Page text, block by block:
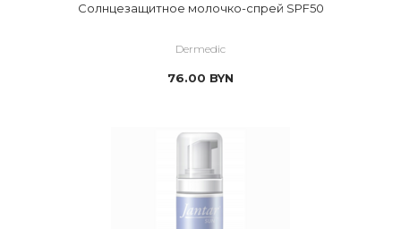
Солнцезащитное молочко-спрей SPF50
Dermedic
76.00 BYN